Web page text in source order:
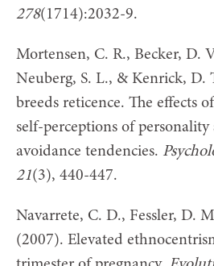
278(1714):2032-9.
Mortensen, C. R., Becker, D.
Neuberg, S. L., & Kenrick, D.
breeds reticence. The effects
self-perceptions of
avoidance tendencies.
21(3), 440-447.
Navarrete, C. D., Fessler, D.
(2007). Elevated